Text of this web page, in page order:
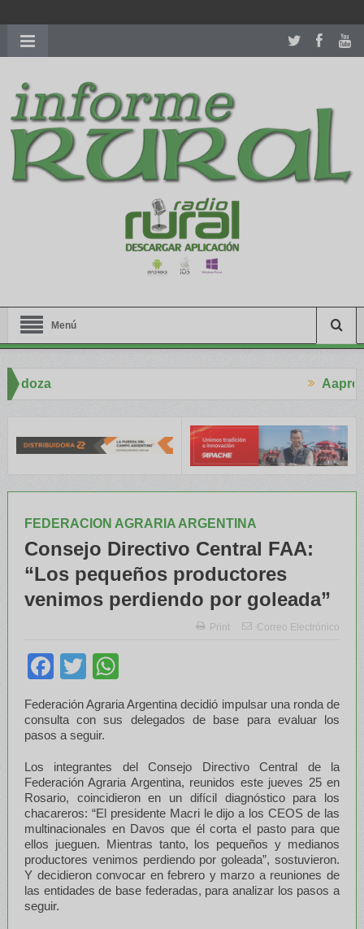
richardmillereplica
women.patekphilippe.tofor sale in usa recognized command with
dining room table ceremony. welcome to our
perfectwatches.is
shop. best youngsexdoll.comwith professional customer
services. 1: 1 design high
https://reallydiamond.com/
Menú
FEDERACION AGRARIA ARGENTINA
Consejo Directivo Central FAA:
“Los pequeños productores
venimos perdiendo por goleada”
Print Correo Electrónico
Facebook
Twitter
Federación Agraria Argentina decidió impulsar una ronda de
consulta con sus delegados de base para evaluar los
pasos a seguir.
Los integrantes del Consejo Directivo Central de la
Federación Agraria Argentina, reunidos este jueves 25 en
Rosario, coincidieron en un difícil diagnóstico para los
chacareros: “El presidente Macri le dijo a los CEOS de las
multinacionales en Davos que él corta el pasto para que
ellos jueguen. Mientras tanto, los pequeños y medianos
productores venimos perdiendo por goleada”, sostuvieron.
Y decidieron convocar en febrero y marzo a reuniones de
las entidades de base federadas, para analizar los pasos a
seguir.